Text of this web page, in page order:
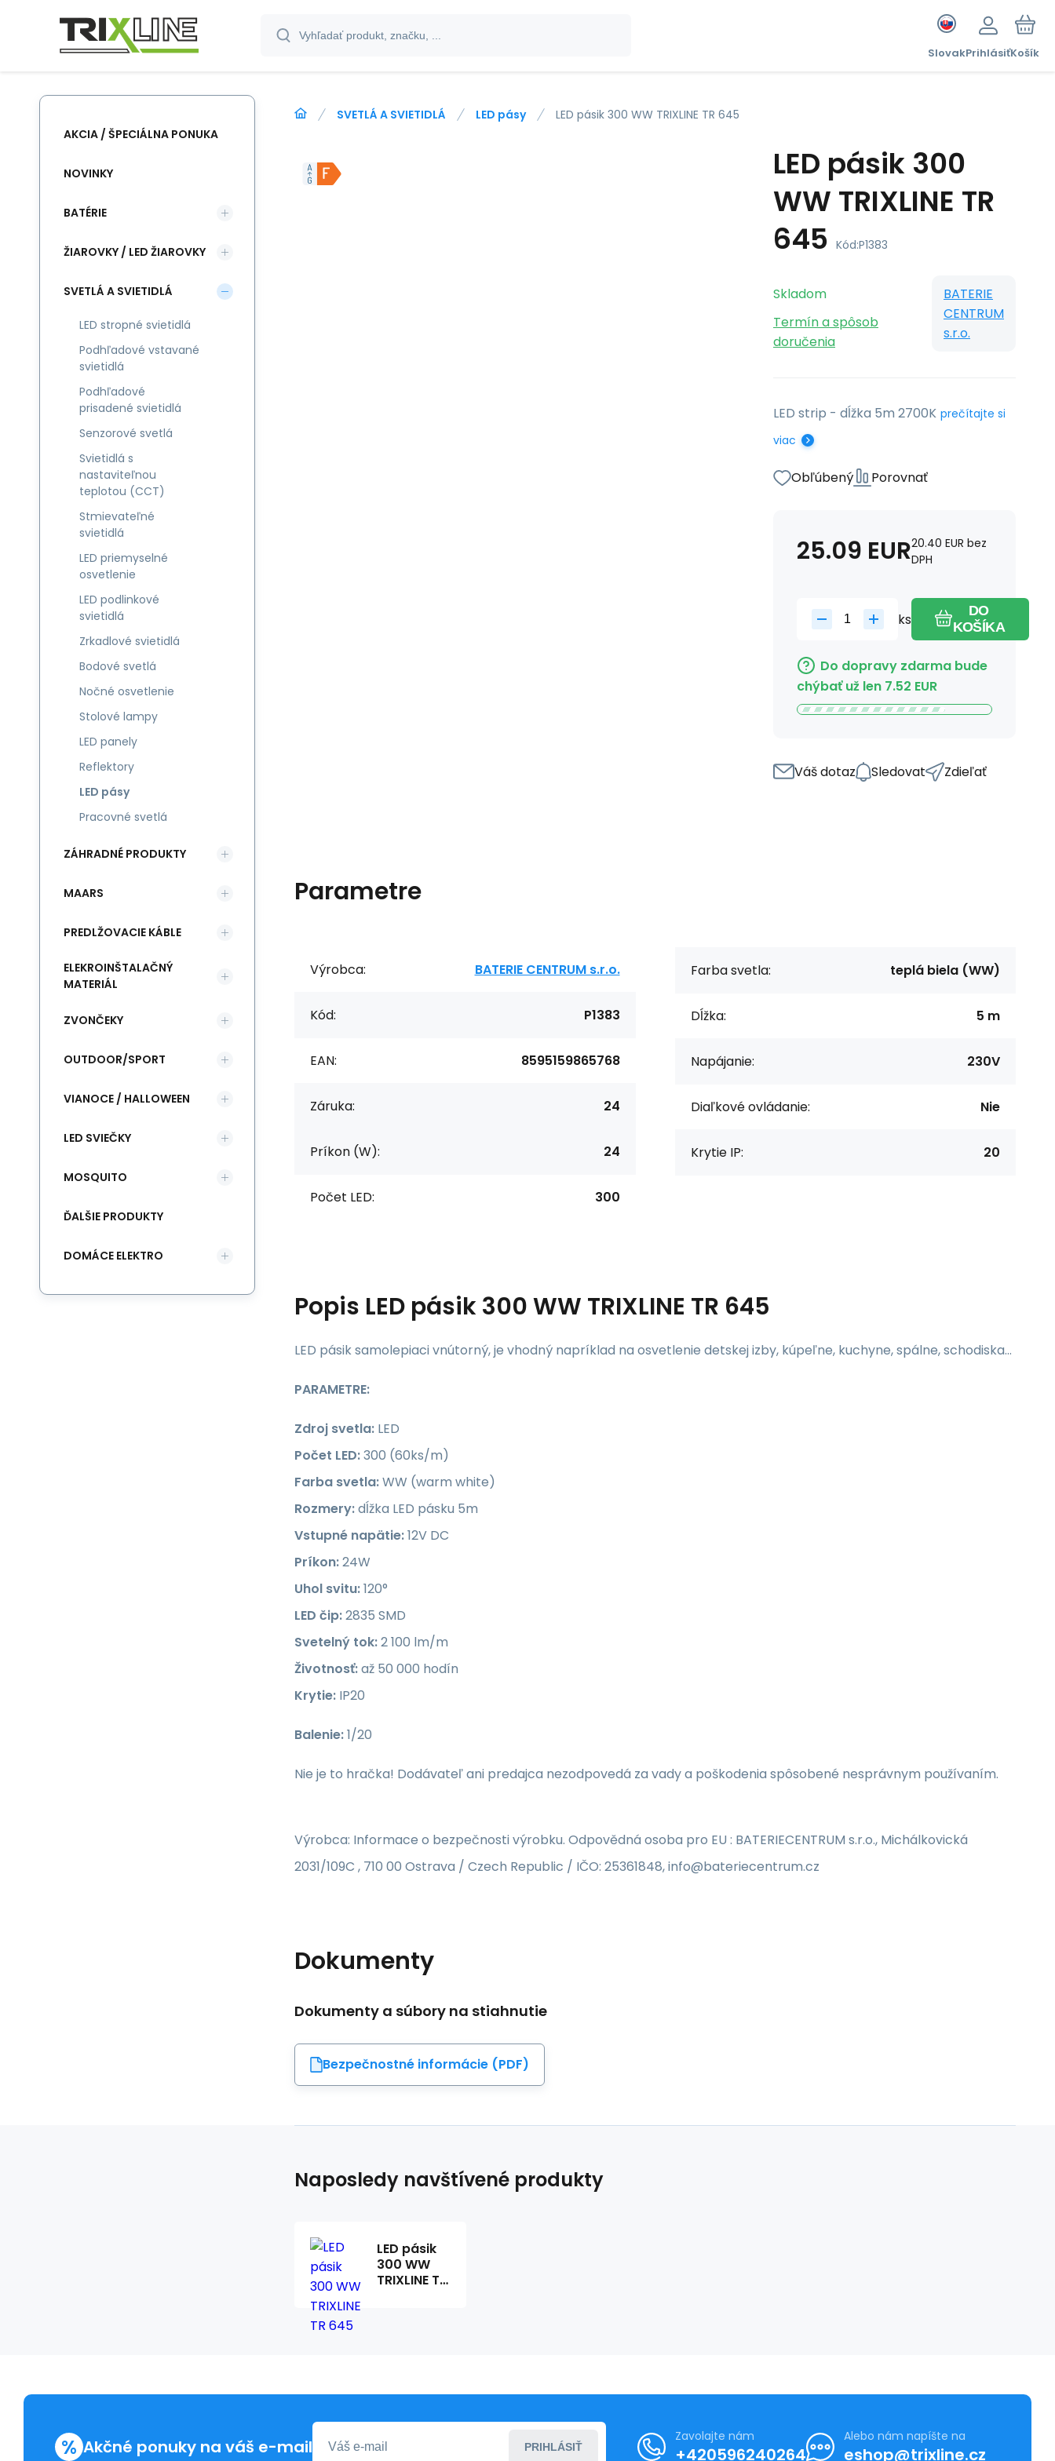
SlovakPrihlásiťKošík
SVETLÁ A SVIETIDLÁ LED pásy LED pásik 300 WW TRIXLINE TR 645
LED pásik 300
WW TRIXLINE TR
645 Kód:P1383
Skladom
Termín a spôsob
doručenia
BATERIE
CENTRUM
s.r.o.
LED strip - dĺžka 5m 2700K prečítajte si
viac
Obľúbený Porovnať
25.09 EUR20.40 EUR bez
DPH
ks
DO
KOŠÍKA
Do dopravy zdarma bude
chýbať už len 7.52 EUR
Váš dotaz Sledovat Zdieľať
Parametre
Výrobca: BATERIE CENTRUM s.r.o.
Kód: P1383
EAN: 8595159865768
Záruka: 24
Príkon (W): 24
Počet LED: 300
Farba svetla: teplá biela (WW)
Dĺžka: 5 m
Napájanie: 230V
Diaľkové ovládanie: Nie
Krytie IP: 20
Popis LED pásik 300 WW TRIXLINE TR 645
LED pásik samolepiaci vnútorný, je vhodný napríklad na osvetlenie detskej izby, kúpeľne, kuchyne, spálne, schodiska...
PARAMETRE:
Zdroj svetla: LED
Počet LED:300 (60ks/m)
Farba svetla:WW (warm white)
Rozmery:dĺžka LED pásku 5m
Vstupné napätie:12V DC
Príkon:24W
Uhol svitu:120°
LED čip:2835 SMD
Svetelný tok:2 100 lm/m
Životnosť:až 50 000 hodín
Krytie: IP20
Balenie:1/20
Nie je to hračka! Dodávateľ ani predajca nezodpovedá za vady a poškodenia spôsobené nesprávnym používaním.
Výrobca: Informace o bezpečnosti výrobku. Odpovědná osoba pro EU : BATERIECENTRUM s.r.o., Michálkovická
2031/109C , 710 00 Ostrava / Czech Republic / IČO: 25361848, info@bateriecentrum.cz
Dokumenty
Dokumenty a súbory na stiahnutie
Bezpečnostné informácie (PDF)
AKCIA / ŠPECIÁLNA PONUKA
NOVINKY
BATÉRIE
ŽIAROVKY / LED ŽIAROVKY
SVETLÁ A SVIETIDLÁ
LED stropné svietidlá
Podhľadové vstavané
svietidlá
Podhľadové
prisadené svietidlá
Senzorové svetlá
Svietidlá s
nastaviteľnou
teplotou (CCT)
Stmievateľné
svietidlá
LED priemyselné
osvetlenie
LED podlinkové
svietidlá
Zrkadlové svietidlá
Bodové svetlá
Nočné osvetlenie
Stolové lampy
LED panely
Reflektory
LED pásy
Pracovné svetlá
ZÁHRADNÉ PRODUKTY
MAARS
PREDLŽOVACIE KÁBLE
ELEKROINŠTALAČNÝ
MATERIÁL
ZVONČEKY
OUTDOOR/SPORT
VIANOCE / HALLOWEEN
LED SVIEČKY
MOSQUITO
ĎALŠIE PRODUKTY
DOMÁCE ELEKTRO
Naposledy navštívené produkty
LED pásik
300 WW
TRIXLINE TR
% Akčné ponuky na váš e-mail PRIHLÁSIŤ
Zavolajte nám
+420596240264
Alebo nám napíšte na
eshop@trixline.cz